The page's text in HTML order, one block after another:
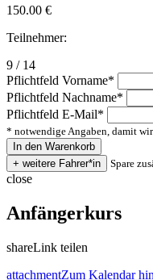
150.00 €
Teilnehmer:
9 / 14
Pflichtfeld Vorname*
Pflichtfeld Nachname*
Pflichtfeld E-Mail*
* notwendige Angaben, damit
Spare
close
Anfängerkurs
shareLink teilen
attachmentZum Kalendar